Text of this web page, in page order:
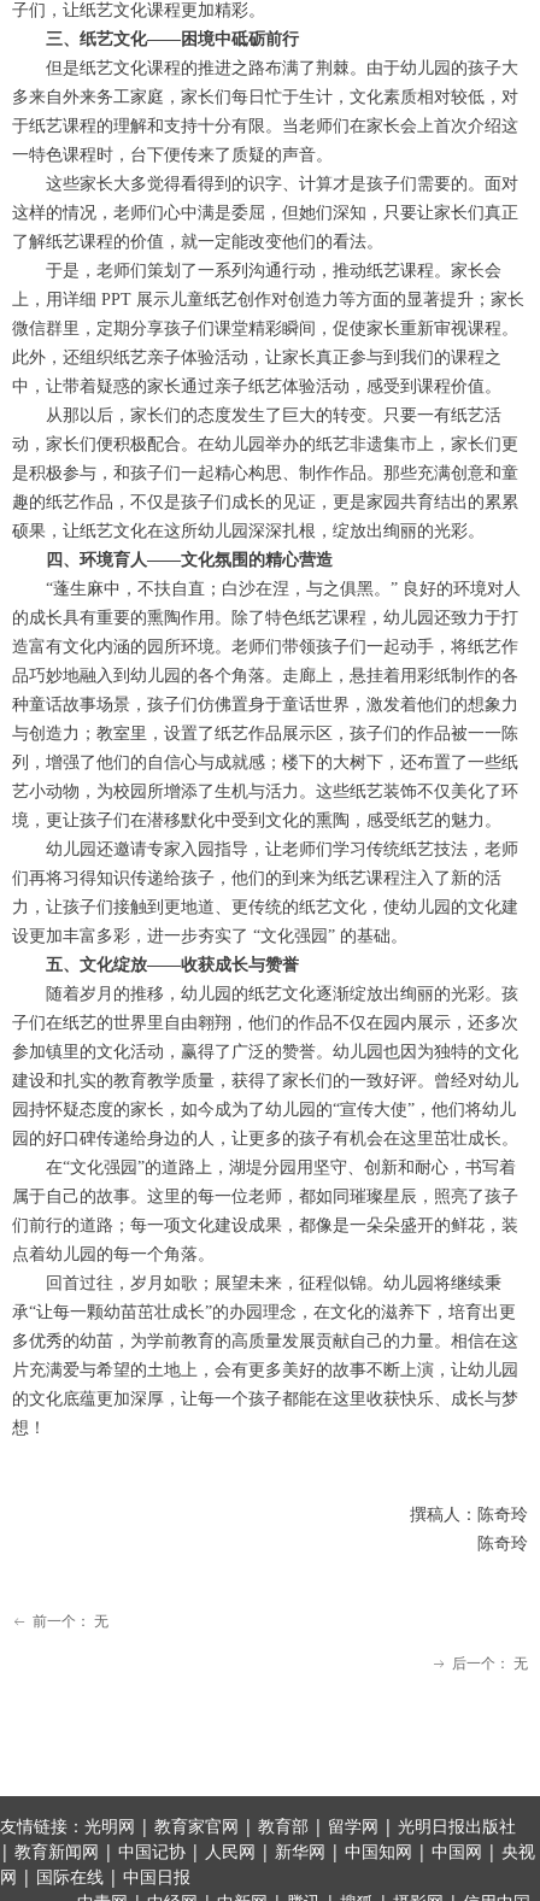
子们，让纸艺文化课程更加精彩。
三、纸艺文化——困境中砥砺前行
但是纸艺文化课程的推进之路布满了荆棘。由于幼儿园的孩子大
多来自外来务工家庭，家长们每日忙于生计，文化素质相对较低，对
于纸艺课程的理解和支持十分有限。当老师们在家长会上首次介绍这
一特色课程时，台下便传来了质疑的声音。
这些家长大多觉得看得到的识字、计算才是孩子们需要的。面对
这样的情况，老师们心中满是委屈，但她们深知，只要让家长们真正
了解纸艺课程的价值，就一定能改变他们的看法。
于是，老师们策划了一系列沟通行动，推动纸艺课程。家长会
上，用详细 PPT 展示儿童纸艺创作对创造力等方面的显著提升；家长
微信群里，定期分享孩子们课堂精彩瞬间，促使家长重新审视课程。
此外，还组织纸艺亲子体验活动，让家长真正参与到我们的课程之
中，让带着疑惑的家长通过亲子纸艺体验活动，感受到课程价值。
从那以后，家长们的态度发生了巨大的转变。只要一有纸艺活
动，家长们便积极配合。在幼儿园举办的纸艺非遗集市上，家长们更
是积极参与，和孩子们一起精心构思、制作作品。那些充满创意和童
趣的纸艺作品，不仅是孩子们成长的见证，更是家园共育结出的累累
硕果，让纸艺文化在这所幼儿园深深扎根，绽放出绚丽的光彩。
四、环境育人——文化氛围的精心营造
“蓬生麻中，不扶自直；白沙在涅，与之俱黑。” 良好的环境对人
的成长具有重要的熏陶作用。除了特色纸艺课程，幼儿园还致力于打
造富有文化内涵的园所环境。老师们带领孩子们一起动手，将纸艺作
品巧妙地融入到幼儿园的各个角落。走廊上，悬挂着用彩纸制作的各
种童话故事场景，孩子们仿佛置身于童话世界，激发着他们的想象力
与创造力；教室里，设置了纸艺作品展示区，孩子们的作品被一一陈
列，增强了他们的自信心与成就感；楼下的大树下，还布置了一些纸
艺小动物，为校园所增添了生机与活力。这些纸艺装饰不仅美化了环
境，更让孩子们在潜移默化中受到文化的熏陶，感受纸艺的魅力。
幼儿园还邀请专家入园指导，让老师们学习传统纸艺技法，老师
们再将习得知识传递给孩子，他们的到来为纸艺课程注入了新的活
力，让孩子们接触到更地道、更传统的纸艺文化，使幼儿园的文化建
设更加丰富多彩，进一步夯实了 “文化强园” 的基础。
五、文化绽放——收获成长与赞誉
随着岁月的推移，幼儿园的纸艺文化逐渐绽放出绚丽的光彩。孩
子们在纸艺的世界里自由翱翔，他们的作品不仅在园内展示，还多次
参加镇里的文化活动，赢得了广泛的赞誉。幼儿园也因为独特的文化
建设和扎实的教育教学质量，获得了家长们的一致好评。曾经对幼儿
园持怀疑态度的家长，如今成为了幼儿园的“宣传大使”，他们将幼儿
园的好口碑传递给身边的人，让更多的孩子有机会在这里茁壮成长。
在“文化强园”的道路上，湖堤分园用坚守、创新和耐心，书写着
属于自己的故事。这里的每一位老师，都如同璀璨星辰，照亮了孩子
们前行的道路；每一项文化建设成果，都像是一朵朵盛开的鲜花，装
点着幼儿园的每一个角落。
回首过往，岁月如歌；展望未来，征程似锦。幼儿园将继续秉
承“让每一颗幼苗茁壮成长”的办园理念，在文化的滋养下，培育出更
多优秀的幼苗，为学前教育的高质量发展贡献自己的力量。相信在这
片充满爱与希望的土地上，会有更多美好的故事不断上演，让幼儿园
的文化底蕴更加深厚，让每一个孩子都能在这里收获快乐、成长与梦
想！
撰稿人：陈奇玲
陈奇玲
ꂃ 前一个： 无
ꁹ 后一个： 无
友情链接：光明网 | 教育家官网 | 教育部 | 留学网 | 光明日报出版社
| 教育新闻网 | 中国记协 | 人民网 | 新华网 | 中国知网 | 中国网 | 央视
网 | 国际在线 | 中国日报